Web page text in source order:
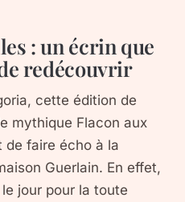
: un écrin que
redécouvrir
cette édition de
mythique Flacon aux
de faire écho à la
Guerlain. En effet,
jour pour la toute